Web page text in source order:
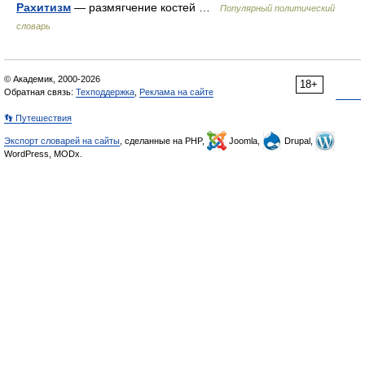
Рахитизм — размягчение костей …
Популярный политический
словарь
18+
© Академик, 2000-2026
Обратная связь: Техподдержка Реклама на сайте
👣 Путешествия
Экспорт словарей на сайты , сделанные на PHP, Joomla,
Drupal,
WordPress, MODx.